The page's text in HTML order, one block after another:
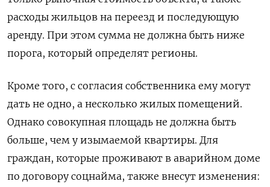
расходы жильцов на переезд и последующую
аренду. При этом сумма не должна быть ниже
порога, который определят регионы.
Кроме того, с согласия собственника ему могут
дать не одно, а несколько жилых помещений.
Однако совокупная площадь не должна быть
больше, чем у изымаемой квартиры. Для
граждан, которые проживают в аварийном доме
по договору соцнайма, также внесут изменения: